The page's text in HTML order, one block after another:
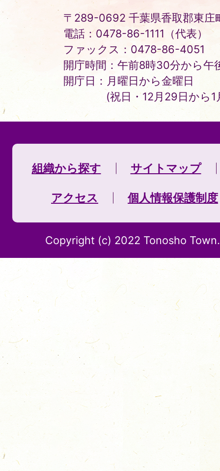
〒289-0692 千葉県香取郡東庄
電話：0478-86-1111（代表）
ファックス：0478-86-4051
開庁時間：午前8時30分から午
開庁日：月曜日から金曜日
(祝日・12月29日から
組織から探す サイトマップ
アクセス 個人情報保護制度
Copyright (c) 2022 Tonosho